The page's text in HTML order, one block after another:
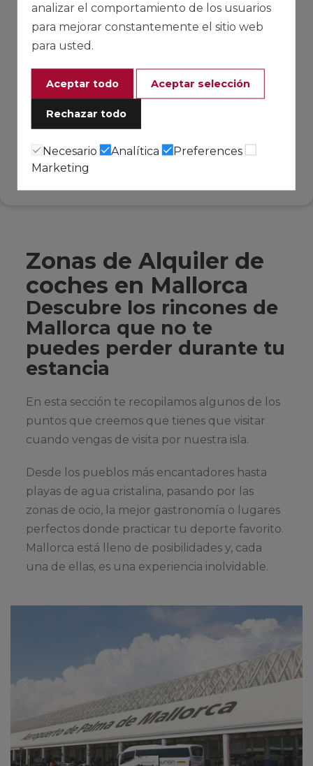
Zonas de Alquiler de
coches en Mallorca
Descubre los rincones de
Mallorca que no te
puedes perder durante tu
estancia
En esta sección te recopilamos algunos de los
puntos que creemos que tienes que visitar
cuando vengas de visita por nuestra isla.
Desde los pueblos más encantadores hasta
playas de agua cristalina, pasando por las
zonas de ocio, la mejor gastronomía o lugares
perfectos donde practicar tu deporte favorito.
Mallorca está lleno de posibilidades y, cada
una de ellas, es una experiencia inolvidable.
analizar el comportamiento de los usuarios
para mejorar constantemente el sitio web
para usted.
Aceptar todo Aceptar selección
Rechazar todo
Necesario Analítica
Preferences
Marketing